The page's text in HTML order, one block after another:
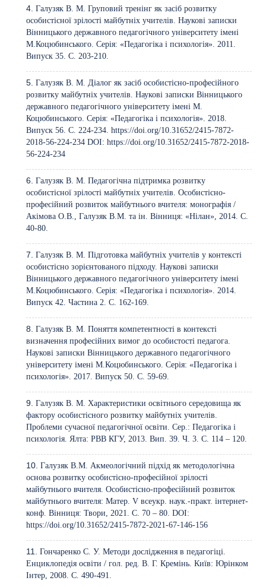
Галузяк В. М. Груповий тренінг як засіб розвитку
особистісної зрілості майбутніх учителів. Наукові записки
Вінницького державного педагогічного університету імені
М.Коцюбинського. Серія: «Педагогіка і психологія». 2011.
Випуск 35. С. 203-210.
Галузяк В. М. Діалог як засіб особистісно-професійного
розвитку майбутніх учителів. Наукові записки Вінницького
державного педагогічного університету імені М.
Коцюбинського. Серія: «Педагогіка і психологія». 2018.
Випуск 56. С. 224-234. https://doi.org/10.31652/2415-7872-
2018-56-224-234 DOI: https://doi.org/10.31652/2415-7872-2018-
56-224-234
Галузяк В. М. Педагогічна підтримка розвитку
особистісної зрілості майбутніх учителів. Особистісно-
професійний розвиток майбутнього вчителя: монографія /
Акімова О.В., Галузяк В.М. та ін. Вінниця: «Нілан», 2014. С.
40-80.
Галузяк В. М. Підготовка майбутніх учителів у контексті
особистісно зорієнтованого підходу. Наукові записки
Вінницького державного педагогічного університету імені
М.Коцюбинського. Серія: «Педагогіка і психологія». 2014.
Випуск 42. Частина 2. С. 162-169.
Галузяк В. М. Поняття компетентності в контексті
визначення професійних вимог до особистості педагога.
Наукові записки Вінницького державного педагогічного
університету імені М.Коцюбинського. Серія: «Педагогіка і
психологія». 2017. Випуск 50. С. 59-69.
Галузяк В. М. Характеристики освітнього середовища як
фактору особистісного розвитку майбутніх учителів.
Проблеми сучасної педагогічної освіти. Сер.: Педагогіка і
психологія. Ялта: РВВ КГУ, 2013. Вип. 39. Ч. 3. С. 114 – 120.
Галузяк В.М. Акмеологічний підхід як методологічна
основа розвитку особистісно-професійної зрілості
майбутнього вчителя. Особистісно-професійний розвиток
майбутнього вчителя: Матер. V всеукр. наук.-практ. інтернет-
конф. Вінниця: Твори, 2021. С. 70 – 80. DOI:
https://doi.org/10.31652/2415-7872-2021-67-146-156
Гончаренко С. У. Методи дослідження в педагогіці.
Енциклопедія освіти / гол. ред. В. Г. Кремінь. Київ: Юрінком
Інтер, 2008. С. 490-491.